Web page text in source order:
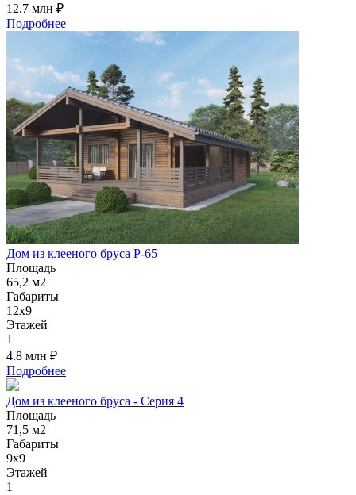
12.7 млн ₽
Подробнее
Дом из клееного бруса Р-65
Площадь
65,2 м2
Габариты
12х9
Этажей
1
4.8 млн ₽
Подробнее
Дом из клееного бруса - Серия 4
Площадь
71,5 м2
Габариты
9х9
Этажей
1